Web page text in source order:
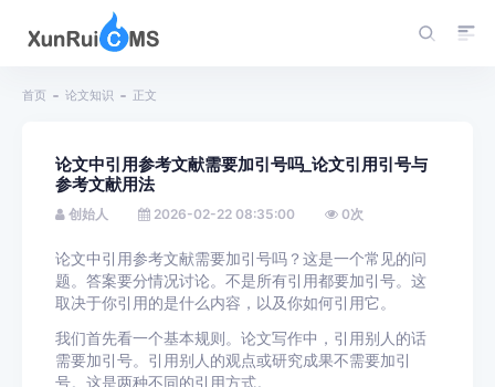
首页 论文知识 正文
论文中引用参考文献需要加引号吗_论文引用引号与
参考文献用法
创始人 2026-02-22 08:35:00 0次
论文中引用参考文献需要加引号吗？这是一个常见的问
题。答案要分情况讨论。不是所有引用都要加引号。这
取决于你引用的是什么内容，以及你如何引用它。
我们首先看一个基本规则。论文写作中，引用别人的话
需要加引号。引用别人的观点或研究成果不需要加引
号。这是两种不同的引用方式。